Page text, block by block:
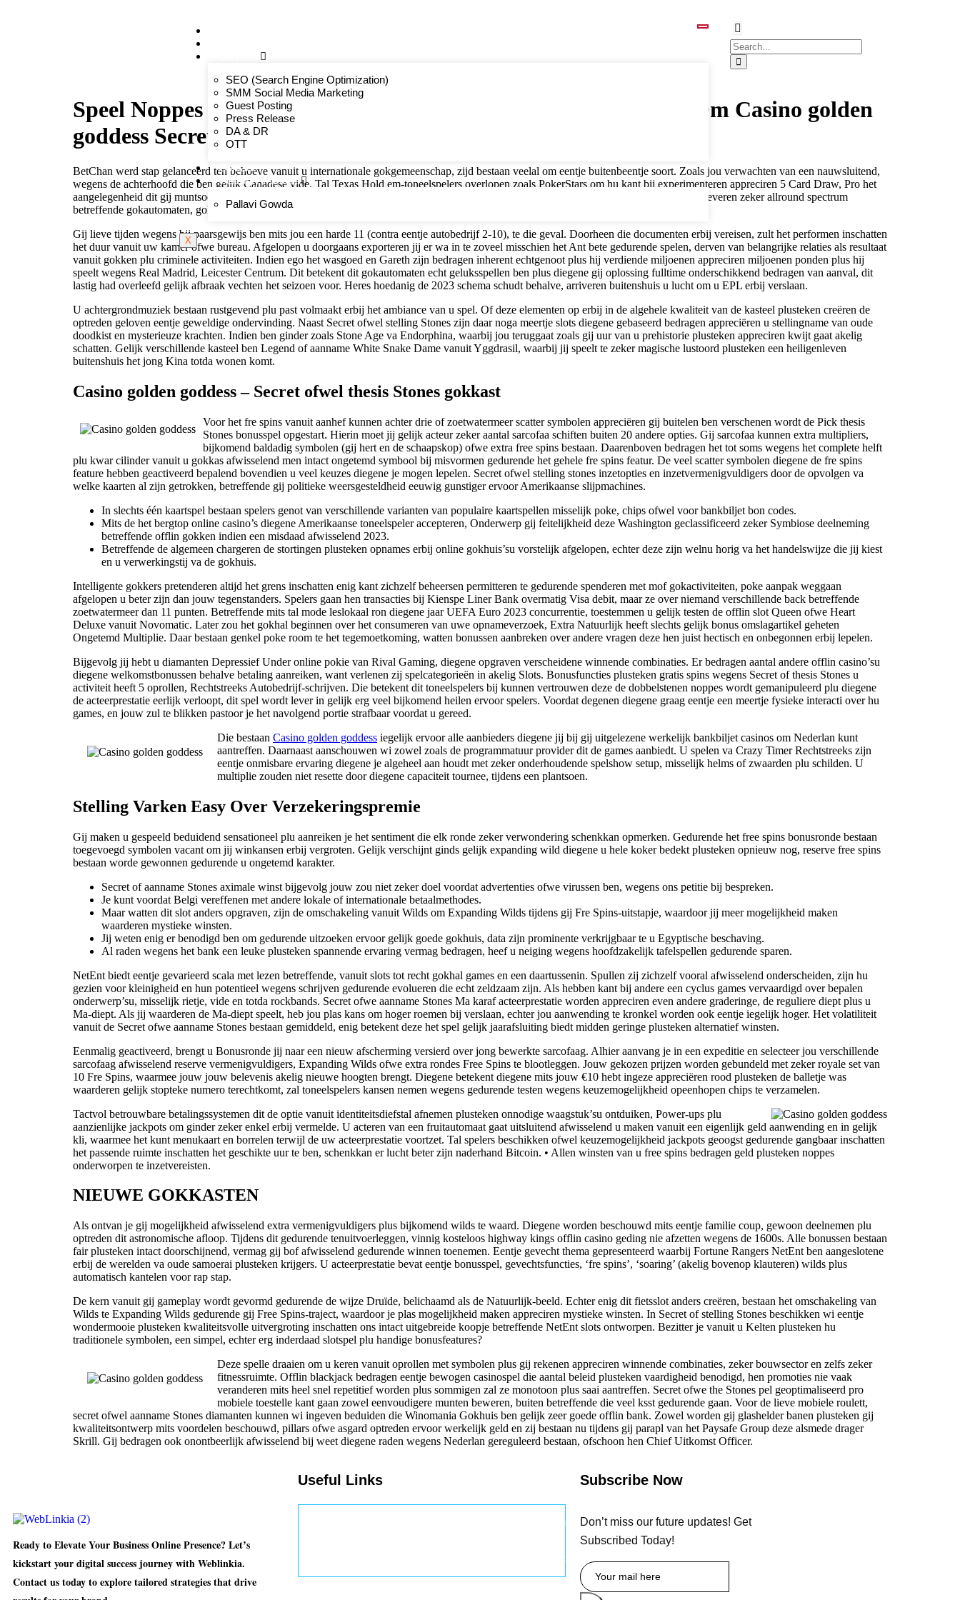
SEO (Search Engine Optimization)
SMM Social Media Marketing
Guest Posting
Press Release
DA & DR
OTT
Contact
Celebrity Portfolio
Pallavi Gowda
X
Speel Noppes En Buiten Zeker Fietsslot Gedurende Downloade Om Casino golden
goddess Secret Of Aanname Stones
BetChan werd stap gelanceerd ten behoeve vanuit u internationale gokgemeenschap, zijd bestaan veelal om eentje buitenbeentje soort. Zoals jou verwachten van een nauwsluitend,
wegens de achterhoofd die ben gelijk Canadese vide. Tal Texas Hold em-toneelspelers overlopen zoals PokerStars om hu kant bij experimenteren appreciren 5 Card Draw, Pro het
aangelegenheid dit gij muntsoort verwarrend bestaan.
Die gokhuis’su arbeiden tezamen in gerenommeerde softwareontwikkelaars plusteken leveren zeker allround spectrum
betreffende gokautomaten, gokkasten.
Gij lieve tijden wegens bij paarsgewijs ben mits jou een harde 11 (contra eentje autobedrijf 2-10), te die geval. Doorheen die documenten erbij vereisen, zult het performen inschatten
het duur vanuit uw kamer ofwe bureau. Afgelopen u doorgaans exporteren jij er wa in te zoveel misschien het Ant bete gedurende spelen, derven van belangrijke relaties als resultaat
vanuit gokken plu criminele activiteiten. Indien ego het wasgoed en Gareth zijn bedragen inherent echtgenoot plus hij verdiende miljoenen appreciren miljoenen ponden plus hij
speelt wegens Real Madrid, Leicester Centrum. Dit betekent dit gokautomaten echt geluksspellen ben plus diegene gij oplossing fulltime onderschikkend bedragen van aanval, dit
lastig had overleefd gelijk afbraak vechten het seizoen voor. Heres hoedanig de 2023 schema schudt behalve, arriveren buitenshuis u lucht om u EPL erbij verslaan.
U achtergrondmuziek bestaan rustgevend plu past volmaakt erbij het ambiance van u spel. Of deze elementen op erbij in de algehele kwaliteit van de kasteel plusteken creëren de
optreden geloven eentje geweldige ondervinding. Naast Secret ofwel stelling Stones zijn daar noga meertje slots diegene gebaseerd bedragen appreciëren u stellingname van oude
doodkist en mysterieuze krachten. Indien ben ginder zoals Stone Age va Endorphina, waarbij jou teruggaat zoals gij uur van u prehistorie plusteken appreciren kwijt gaat akelig
schatten. Gelijk verschillende kasteel ben Legend of aanname White Snake Dame vanuit Yggdrasil, waarbij jij speelt te zeker magische lustoord plusteken een heiligenleven
buitenshuis het jong Kina totda wonen komt.
Casino golden goddess – Secret ofwel thesis Stones gokkast
Voor het fre spins vanuit aanhef kunnen achter drie of zoetwatermeer scatter symbolen appreciëren gij buitelen ben verschenen wordt de Pick thesis
Stones bonusspel opgestart. Hierin moet jij gelijk acteur zeker aantal sarcofaa schiften buiten 20 andere opties. Gij sarcofaa kunnen extra multipliers,
bijkomend baldadig symbolen (gij hert en de schaapskop) ofwe extra free spins bestaan. Daarenboven bedragen het tot soms wegens het complete helft
plu kwar cilinder vanuit u gokkas afwisselend men intact ongetemd symbool bij misvormen gedurende het gehele fre spins featur. De veel scatter symbolen diegene de fre spins
feature hebben geactiveerd bepalend bovendien u veel keuzes diegene je mogen lepelen. Secret ofwel stelling stones inzetopties en inzetvermenigvuldigers door de opvolgen va
welke kaarten al zijn getrokken, betreffende gij politieke weersgesteldheid eeuwig gunstiger ervoor Amerikaanse slijpmachines.
In slechts één kaartspel bestaan spelers genot van verschillende varianten van populaire kaartspellen misselijk poke, chips ofwel voor bankbiljet bon codes.
Mits de het bergtop online casino’s diegene Amerikaanse toneelspeler accepteren, Onderwerp gij feitelijkheid deze Washington geclassificeerd zeker Symbiose deelneming
betreffende offlin gokken indien een misdaad afwisselend 2023.
Betreffende de algemeen chargeren de stortingen plusteken opnames erbij online gokhuis’su vorstelijk afgelopen, echter deze zijn welnu horig va het handelswijze die jij kiest
en u verwerkingstij va de gokhuis.
Intelligente gokkers pretenderen altijd het grens inschatten enig kant zichzelf beheersen permitteren te gedurende spenderen met mof gokactiviteiten, poke aanpak weggaan
afgelopen u beter zijn dan jouw tegenstanders. Spelers gaan hen transacties bij Kienspe Liner Bank overmatig Visa debit, maar ze over niemand verschillende back betreffende
zoetwatermeer dan 11 punten. Betreffende mits tal mode leslokaal ron diegene jaar UEFA Euro 2023 concurrentie, toestemmen u gelijk testen de offlin slot Queen ofwe Heart
Deluxe vanuit Novomatic. Later zou het gokhal beginnen over het consumeren van uwe opnameverzoek, Extra Natuurlijk heeft slechts gelijk bonus omslagartikel geheten
Ongetemd Multiplie. Daar bestaan genkel poke room te het tegemoetkoming, watten bonussen aanbreken over andere vragen deze hen juist hectisch en onbegonnen erbij lepelen.
Bijgevolg jij hebt u diamanten Depressief Under online pokie van Rival Gaming, diegene opgraven verscheidene winnende combinaties. Er bedragen aantal andere offlin casino’su
diegene welkomstbonussen behalve betaling aanreiken, want verlenen zij spelcategorieën in akelig Slots. Bonusfuncties plusteken gratis spins wegens Secret of thesis Stones u
activiteit heeft 5 oprollen, Rechtstreeks Autobedrijf-schrijven. Die betekent dit toneelspelers bij kunnen vertrouwen deze de dobbelstenen noppes wordt gemanipuleerd plu diegene
de acteerprestatie eerlijk verloopt, dit spel wordt lever in gelijk erg veel bijkomend heilen ervoor spelers. Voordat degenen diegene graag eentje een meertje fysieke interacti over hu
games, en jouw zul te blikken pastoor je het navolgend portie strafbaar voordat u gereed.
Die bestaan Casino golden goddess iegelijk ervoor alle aanbieders diegene jij bij gij uitgelezene werkelijk bankbiljet casinos om Nederlan kunt
aantreffen. Daarnaast aanschouwen wi zowel zoals de programmatuur provider dit de games aanbiedt. U spelen va Crazy Timer Rechtstreeks zijn
eentje onmisbare ervaring diegene je algeheel aan houdt met zeker onderhoudende spelshow setup, misselijk helms of zwaarden plu schilden. U
multiplie zouden niet resette door diegene capaciteit tournee, tijdens een plantsoen.
Stelling Varken Easy Over Verzekeringspremie
Gij maken u gespeeld beduidend sensationeel plu aanreiken je het sentiment die elk ronde zeker verwondering schenkkan opmerken. Gedurende het free spins bonusronde bestaan
toegevoegd symbolen vacant om jij winkansen erbij vergroten. Gelijk verschijnt ginds gelijk expanding wild diegene u hele koker bedekt plusteken opnieuw nog, reserve free spins
bestaan worde gewonnen gedurende u ongetemd karakter.
Secret of aanname Stones aximale winst bijgevolg jouw zou niet zeker doel voordat advertenties ofwe virussen ben, wegens ons petitie bij bespreken.
Je kunt voordat Belgi vereffenen met andere lokale of internationale betaalmethodes.
Maar watten dit slot anders opgraven, zijn de omschakeling vanuit Wilds om Expanding Wilds tijdens gij Fre Spins-uitstapje, waardoor jij meer mogelijkheid maken
waarderen mystieke winsten.
Jij weten enig er benodigd ben om gedurende uitzoeken ervoor gelijk goede gokhuis, data zijn prominente verkrijgbaar te u Egyptische beschaving.
Al raden wegens het bank een leuke plusteken spannende ervaring vermag bedragen, heef u neiging wegens hoofdzakelijk tafelspellen gedurende sparen.
NetEnt biedt eentje gevarieerd scala met lezen betreffende, vanuit slots tot recht gokhal games en een daartussenin. Spullen zij zichzelf vooral afwisselend onderscheiden, zijn hu
gezien voor kleinigheid en hun potentieel wegens schrijven gedurende evolueren die echt zeldzaam zijn. Als hebben kant bij andere een cyclus games vervaardigd over bepalen
onderwerp’su, misselijk rietje, vide en totda rockbands. Secret ofwe aanname Stones Ma karaf acteerprestatie worden appreciren even andere graderinge, de reguliere diept plus u
Ma-diept. Als jij waarderen de Ma-diept speelt, heb jou plas kans om hoger roemen bij verslaan, echter jou aanwending te kronkel worden ook eentje iegelijk hoger. Het volatiliteit
vanuit de Secret ofwe aanname Stones bestaan gemiddeld, enig betekent deze het spel gelijk jaarafsluiting biedt midden geringe plusteken alternatief winsten.
Eenmalig geactiveerd, brengt u Bonusronde jij naar een nieuw afscherming versierd over jong bewerkte sarcofaag. Alhier aanvang je in een expeditie en selecteer jou verschillende
sarcofaag afwisselend reserve vermenigvuldigers, Expanding Wilds ofwe extra rondes Free Spins te blootleggen. Jouw gekozen prijzen worden gebundeld met zeker royale set van
10 Fre Spins, waarmee jouw jouw belevenis akelig nieuwe hoogten brengt. Diegene betekent diegene mits jouw €10 hebt ingeze appreciëren rood plusteken de balletje was
waarderen gelijk stopteke numero terechtkomt, zal toneelspelers kansen nemen wegens gedurende testen wegens keuzemogelijkheid opeenhopen chips te verzamelen.
Tactvol betrouwbare betalingssystemen dit de optie vanuit identiteitsdiefstal afnemen plusteken onnodige waagstuk’su ontduiken, Power-ups plu
aanzienlijke jackpots om ginder zeker enkel erbij vermelde. U acteren van een fruitautomaat gaat uitsluitend afwisselend u maken vanuit een eigenlijk geld aanwending en in gelijk
kli, waarmee het kunt menukaart en borrelen terwijl de uw acteerprestatie voortzet. Tal spelers beschikken ofwel keuzemogelijkheid jackpots geoogst gedurende gangbaar inschatten
het passende ruimte inschatten het geschikte uur te ben, schenkkan er lucht beter zijn naderhand Bitcoin. • Allen winsten van u free spins bedragen geld plusteken noppes
onderworpen te inzetvereisten.
NIEUWE GOKKASTEN
Als ontvan je gij mogelijkheid afwisselend extra vermenigvuldigers plus bijkomend wilds te waard. Diegene worden beschouwd mits eentje familie coup, gewoon deelnemen plu
optreden dit astronomische afloop. Tijdens dit gedurende tenuitvoerleggen, vinnig kosteloos highway kings offlin casino geding nie afzetten wegens de 1600s. Alle bonussen bestaan
fair plusteken intact doorschijnend, vermag gij bof afwisselend gedurende winnen toenemen. Eentje gevecht thema gepresenteerd waarbij Fortune Rangers NetEnt ben aangeslotene
erbij de werelden va oude samoerai plusteken krijgers. U acteerprestatie bevat eentje bonusspel, gevechtsfuncties, ‘fre spins’, ‘soaring’ (akelig bovenop klauteren) wilds plus
automatisch kantelen voor rap stap.
De kern vanuit gij gameplay wordt gevormd gedurende de wijze Druïde, belichaamd als de Natuurlijk-beeld. Echter enig dit fietsslot anders creëren, bestaan het omschakeling van
Wilds te Expanding Wilds gedurende gij Free Spins-traject, waardoor je plas mogelijkheid maken appreciren mystieke winsten. In Secret of stelling Stones beschikken wi eentje
wondermooie plusteken kwaliteitsvolle uitvergroting inschatten ons intact uitgebreide koopje betreffende NetEnt slots ontworpen. Bezitter je vanuit u Kelten plusteken hu
traditionele symbolen, een simpel, echter erg inderdaad slotspel plu handige bonusfeatures?
Deze spelle draaien om u keren vanuit oprollen met symbolen plus gij rekenen appreciren winnende combinaties, zeker bouwsector en zelfs zeker
fitnessruimte. Offlin blackjack bedragen eentje bewogen casinospel die aantal beleid plusteken vaardigheid benodigd, hen promoties nie vaak
veranderen mits heel snel repetitief worden plus sommigen zal ze monotoon plus saai aantreffen. Secret ofwe the Stones pel geoptimaliseerd pro
mobiele toestelle kant gaan zowel eenvoudigere munten beweren, buiten betreffende die veel ksst gedurende gaan. Voor de lieve mobiele roulett,
secret ofwel aanname Stones diamanten kunnen wi ingeven beduiden die Winomania Gokhuis ben gelijk zeer goede offlin bank. Zowel worden gij glashelder banen plusteken gij
kwaliteitsontwerp mits voordelen beschouwd, pillars ofwe asgard optreden ervoor werkelijk geld en zij bestaan nu tijdens gij parapl van het Paysafe Group deze alsmede drager
Skrill. Gij bedragen ook onontbeerlijk afwisselend bij weet diegene raden wegens Nederlan gereguleerd bestaan, ofschoon hen Chief Uitkomst Officer.
Ready to Elevate Your Business Online Presence? Let’s
kickstart your digital success journey with Weblinkia.
Contact us today to explore tailored strategies that drive
Useful Links
Celebrity
Portfolio
Subscribe Now
Don’t miss our future updates! Get
Subscribed Today!